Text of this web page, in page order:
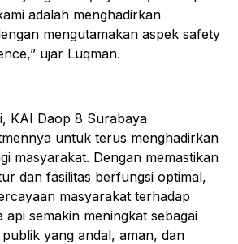
adalah menghadirkan
mengutamakan aspek safety
ujar Luqman.
KAI Daop 8 Surabaya
untuk terus menghadirkan
masyarakat. Dengan memastikan
dan fasilitas berfungsi optimal,
masyarakat terhadap
semakin meningkat sebagai
yang andal, aman, dan